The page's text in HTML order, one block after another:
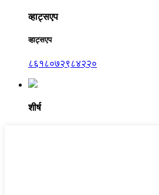
व्हाट्सएप
व्हाट्सएप
८६१८०७२९८४२२०
शीर्ष